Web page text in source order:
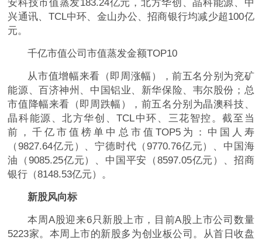
安科技市值蒸发183.24亿元，北方华创、晶科能源、中
兴通讯、TCL中环、金山办公、招商银行均减少超100亿
元。
千亿市值公司市值蒸发金额TOP10
从市值增幅来看（即周涨幅），前五名分别为兖矿
能源、百济神州、中国铝业、新华保险、韦尔股份；总
市值降幅来看（即周跌幅），前五名分别为晶澳科技、
晶科能源、北方华创、TCL中环、三花智控。截至当
前，千亿市值榜单中总市值TOP5为：中国人寿
（9827.64亿元）、宁德时代（9770.76亿元）、中国海
油（9085.25亿元）、中国平安（8597.05亿元）、招商
银行（8148.53亿元）。
新股风向标
本周A股迎来6只新股上市，目前A股上市公司数量
5223家。本周上市的新股多为创业板公司。从首日收盘